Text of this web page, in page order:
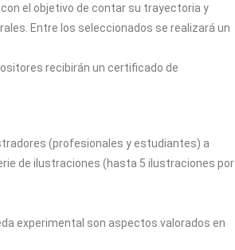
el objetivo de contar su trayectoria y
Entre los seleccionados se realizará un
recibirán un certificado de
(profesionales y estudiantes) a
de ilustraciones (hasta 5 ilustraciones por
experimental son aspectos valorados en